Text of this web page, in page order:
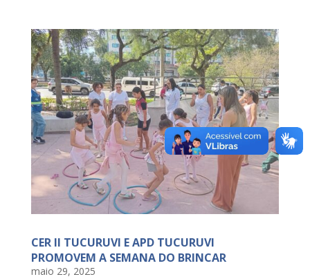
CER II TUCURUVI E APD TUCURUVI
PROMOVEM A SEMANA DO BRINCAR
maio 29, 2025